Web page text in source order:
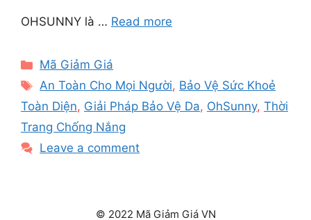
OHSUNNY là … Read more
Categories
Mã Giảm Giá
Tags
An Toàn Cho Mọi Người, Bảo Vệ Sức Khoẻ
Toàn Diện, Giải Pháp Bảo Vệ Da, OhSunny, Thời
Trang Chống Nắng
Leave a comment
© 2022 Mã Giảm Giá VN